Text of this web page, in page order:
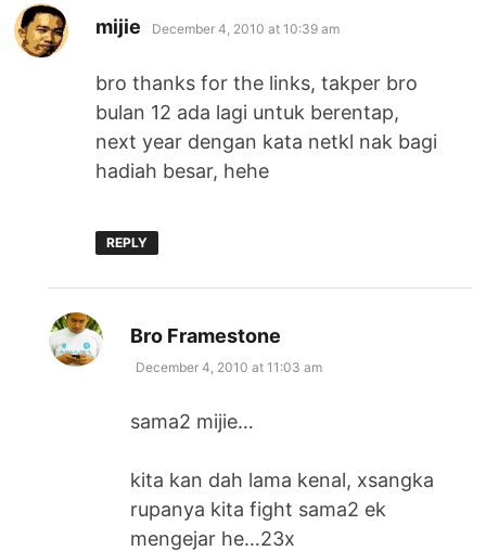
mijie says:
December 4, 2010 at 10:39 am
bro thanks for the links, takper bro
bulan 12 ada lagi untuk berentap,
next year dengan kata netkl nak bagi
hadiah besar, hehe
REPLY
Bro Framestone
December 4, 2010 at 11:03 am
sama2 mijie…
kita kan dah lama kenal, xsangka
rupanya kita fight sama2 ek
mengejar he…23x